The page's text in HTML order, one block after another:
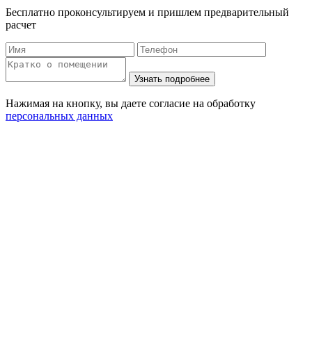
Бесплатно проконсультируем и пришлем предварительный
расчет
Нажимая на кнопку, вы даете согласие на обработку
персональных данных